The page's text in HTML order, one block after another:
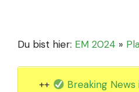
Du bist hier: EM 2024 »
++
Breaking News